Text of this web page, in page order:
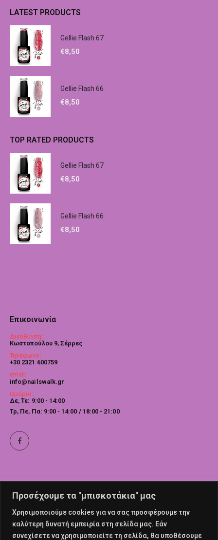
Προσέχουμε τα "μπισκοτάκια" μας
Χρησιμοποιούμε cookies για να σας προσφέρουμε την
καλύτερη δυνατή εμπειρία στη σελίδα μας. Εάν
συνεχίσετε να χρησιμοποιείτε τη σελίδα, θα υποθέσουμε
LATEST PRODUCTS
Gellie Flash 67
€8,50
Gellie Flash 66
€8,50
TOP RATED PRODUCTS
Gellie Flash 67
€8,50
Gellie Flash 66
€8,50
Επικοινωνία
Διεύθυνση:
Κωστοπούλου 9, Σέρρες
Τηλέφωνο:
+30 2321 600759
email:
info@nailswalk.gr
Ωράριο:
Δε, Τε: 9:00 - 14:00
Τρ, Πε, Πα: 9:00 - 14:00 / 18:00 - 21:00